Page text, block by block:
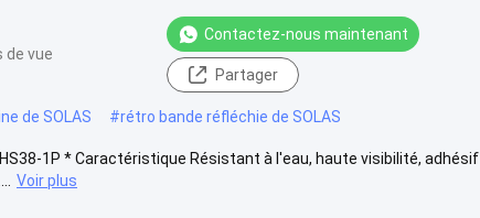
de vue
Contactez-nous maintenant
Partager
de SOLAS #rétro bande réfléchie de SOLAS
1P * Caractéristique Résistant à l'eau, haute visibilité, adhésif
Voir plus